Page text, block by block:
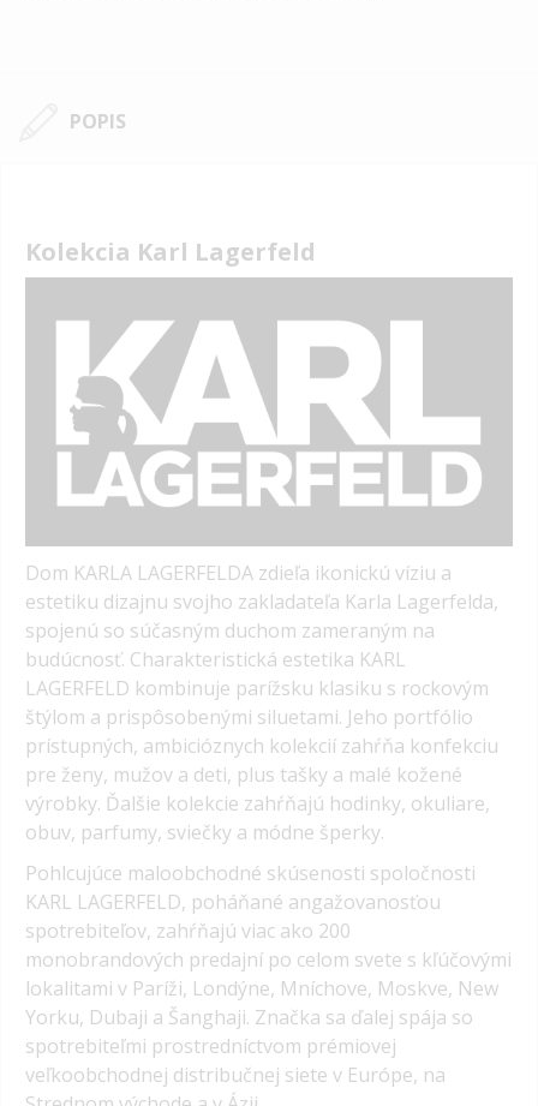
POPIS
Kolekcia Karl Lagerfeld
Dom KARLA LAGERFELDA zdieľa ikonickú víziu a
estetiku dizajnu svojho zakladateľa Karla Lagerfelda,
spojenú so súčasným duchom zameraným na
budúcnosť. Charakteristická estetika KARL
LAGERFELD kombinuje parížsku klasiku s rockovým
štýlom a prispôsobenými siluetami. Jeho portfólio
prístupných, ambicióznych kolekcií zahŕňa konfekciu
pre ženy, mužov a deti, plus tašky a malé kožené
výrobky. Ďalšie kolekcie zahŕňajú hodinky, okuliare,
obuv, parfumy, sviečky a módne šperky.
Pohlcujúce maloobchodné skúsenosti spoločnosti
KARL LAGERFELD, poháňané angažovanosťou
spotrebiteľov, zahŕňajú viac ako 200
monobrandových predajní po celom svete s kľúčovými
lokalitami v Paríži, Londýne, Mníchove, Moskve, New
Yorku, Dubaji a Šanghaji. Značka sa ďalej spája so
spotrebiteľmi prostredníctvom prémiovej
veľkoobchodnej distribučnej siete v Európe, na